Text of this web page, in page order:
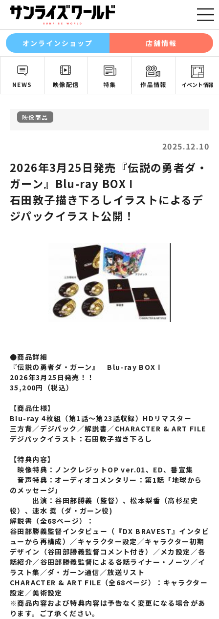
オンラインショップ 店舗情報
NEWS 映像配信 特集 作品情報 イベント情報
映像商品
2025.12.10
2026年3月25日発売『伝説の勇者ダ・
ガーン』Blu-ray BOX Ⅰ
石田敦子描き下ろしイラストによるデ
ジパックイラスト公開！
●商品詳細
『伝説の勇者ダ・ガーン』 Blu-ray BOX Ⅰ
2026年3月25日発売！！
35,200円（税込）
【商品仕様】
Blu-ray 4枚組（第1話～第23話収録）HDリマスター
三方背／デジパック／解説書／CHARACTER & ART FILE
デジパックイラスト：石田敦子描き下ろし
【特典内容】
映像特典：ノンクレジットOP ver.01、ED、番宣集
音声特典：オーディオコメンタリー：第1話「地球から
のメッセージ」
出演：谷田部勝義（監督）、松本梨香（高杉星史
役）、速水 奨（ダ・ガーン役)
解説書（全68ページ）：
谷田部勝義監督インタビュー（『DX BRAVEST』インタビ
ューから再構成）／キャラクター設定／キャラクター初期
デザイン（谷田部勝義監督コメント付き）／メカ設定／各
話紹介／谷田部勝義監督による各話ライナー・ノーツ／イ
ラスト集／ダ・ガーン通信／放送リスト
CHARACTER & ART FILE （全68ページ）
：キャラクター
設定／美術設定
※商品内容および特典内容は予告なく変更になる場合があ
ります。ご了承ください。